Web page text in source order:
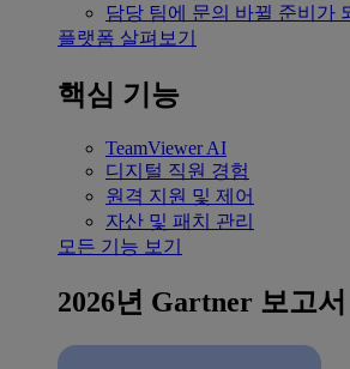
담당 팀에 문의 바뀔 준비가
플랫폼 살펴보기
핵심 기능
TeamViewer AI
디지털 직원 경험
원격 지원 및 제어
자산 및 패치 관리
모든 기능 보기
2026년 Gartner 보고서